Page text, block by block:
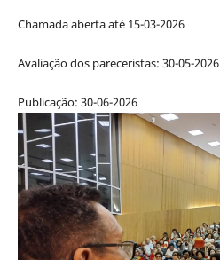
Chamada aberta até 15-03-2026
Avaliação dos pareceristas: 30-05-2026
Publicação: 30-06-2026